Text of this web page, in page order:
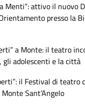
Menti”: attivo il nuovo
presso la
a Monte: il teatro
gli adolescenti e la città
il Festival di teatro
Sant’Angelo